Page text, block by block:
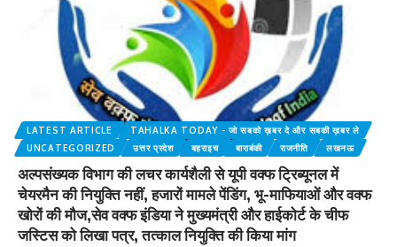
LATEST ARTICLE
TAHALKA TODAY - जो सबको ख़बर दे और सबकी ख़बर ले
UNCATEGORIZED
उत्तर प्रदेश बहराइच बाराबंकी राजनीति लखनऊ
अल्पसंख्यक विभाग की लचर कार्यशैली से यूपी वक्फ ट्रिब्यूनल में
चेयरमैन की नियुक्ति नहीं, हजारों मामले पेंडिंग, भू-माफियाओं और वक्फ
खोरों की मौज,सेव वक्फ इंडिया ने मुख्यमंत्री और हाईकोर्ट के चीफ
जस्टिस को लिखा पत्र, तत्काल नियुक्ति की किया मांग